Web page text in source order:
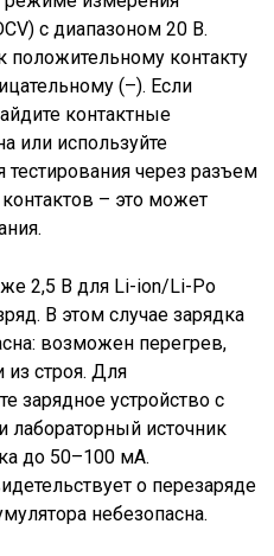
с диапазоном 20 В.
контакту
(–). Если
контактные
или используйте
через разъем
– это может
2,5 В для Li-ion/Li-Po
В этом случае зарядка
возможен перегрев,
из строя. Для
зарядное устройство с
источник
до 50–100 мА.
о перезаряде
небезопасна.